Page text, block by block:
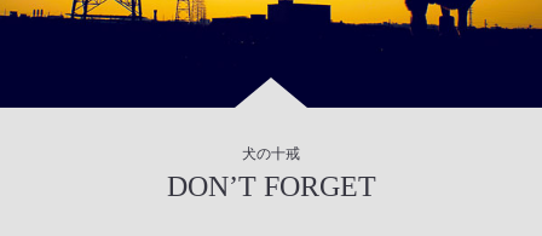
犬の十戒
DON’T FORGET